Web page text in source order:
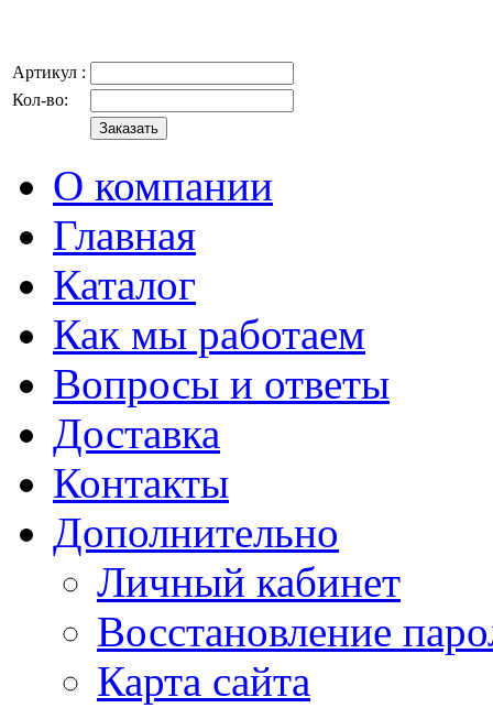
Артикул :
Кол-во:
О компании
Главная
Каталог
Как мы работаем
Вопросы и ответы
Доставка
Контакты
Дополнительно
Личный кабинет
Восстановление
Карта сайта